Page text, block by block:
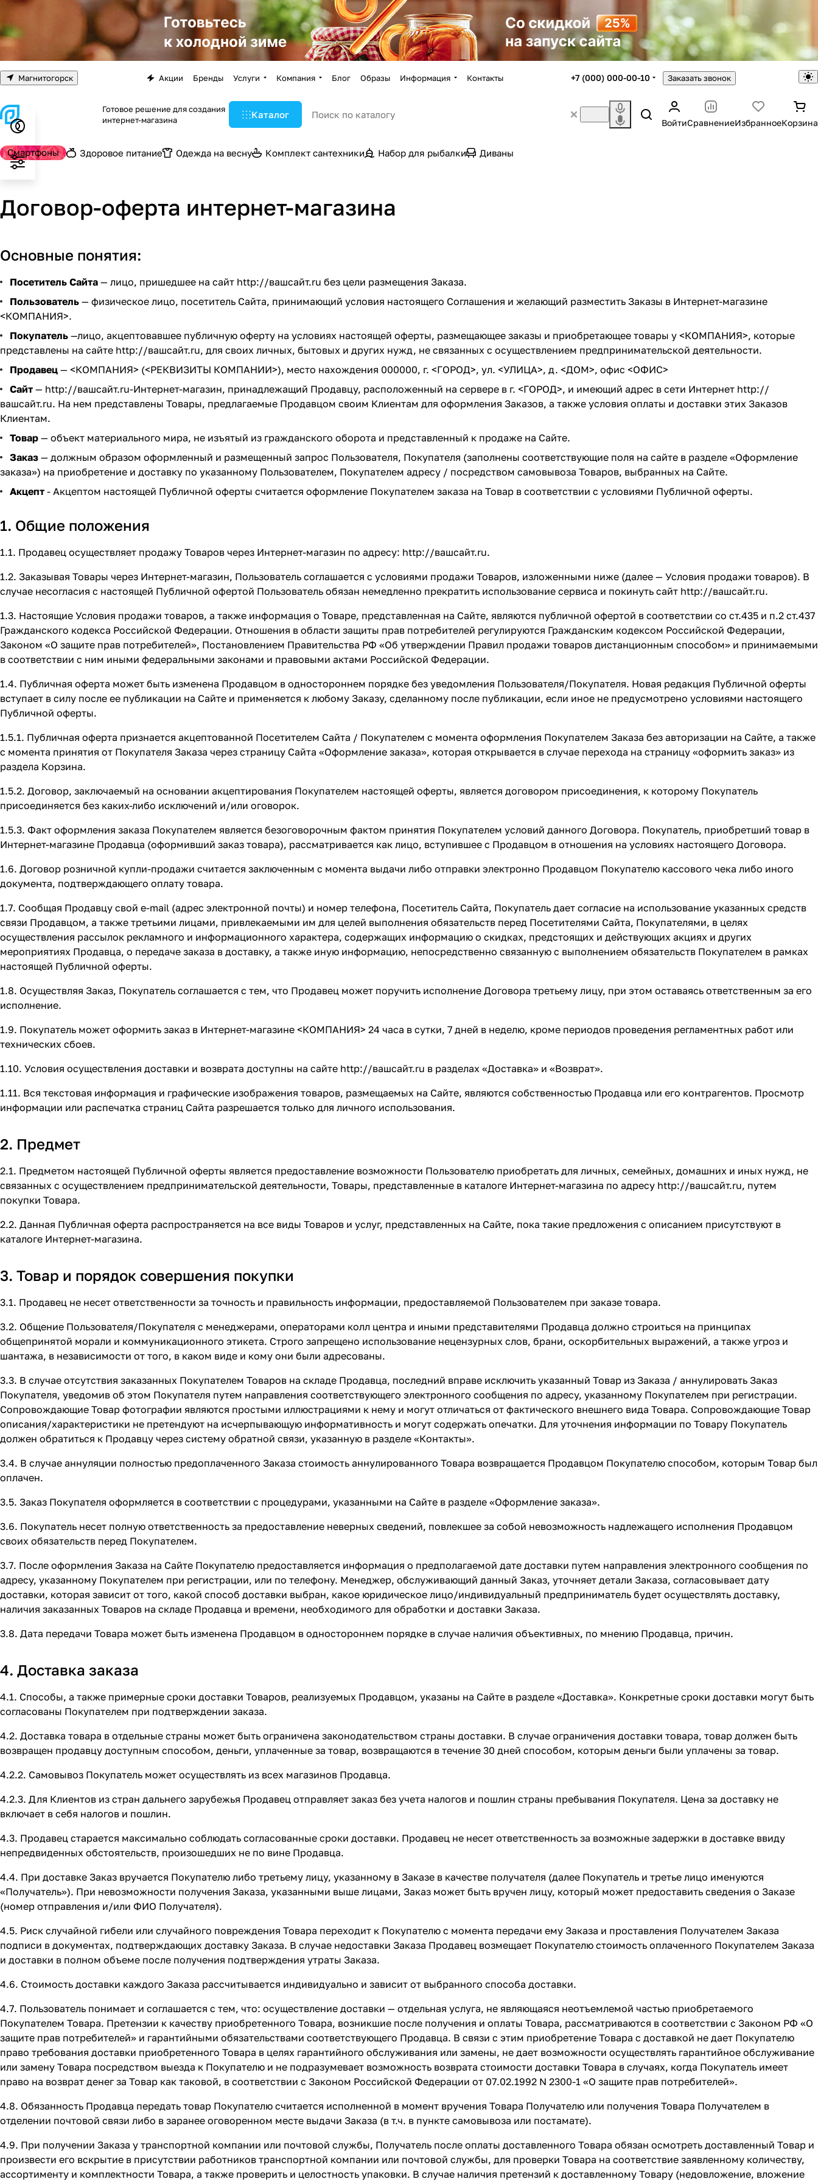
Магнитогорск Акции Бренды Услуги Компания Блог Образы Информация Контакты +7 (000) 000-00-10 Заказать звонок
Готовое решение для создания
интернет-магазина
Каталог
ВойтиСравнениеИзбранноеКорзина
Смартфоны Здоровое питание Одежда на весну Комплект сантехники Набор для рыбалки Диваны
Договор-оферта интернет-магазина
Основные понятия:
Посетитель Сайта — лицо, пришедшее на сайт http://вашсайт.ru без цели размещения Заказа.
Пользователь — физическое лицо, посетитель Сайта, принимающий условия настоящего Соглашения и желающий разместить Заказы в Интернет-магазине
<КОМПАНИЯ>.
Покупатель —лицо, акцептовавшее публичную оферту на условиях настоящей оферты, размещающее заказы и приобретающее товары у <КОМПАНИЯ>, которые
представлены на сайте http://вашсайт.ru, для своих личных, бытовых и других нужд, не связанных с осуществлением предпринимательской деятельности.
Продавец — <КОМПАНИЯ> (<РЕКВИЗИТЫ КОМПАНИИ>), место нахождения 000000, г. <ГОРОД>, ул. <УЛИЦА>, д. <ДОМ>, офис <ОФИС>
Сайт — http://вашсайт.ru-Интернет-магазин, принадлежащий Продавцу, расположенный на сервере в г. <ГОРОД>, и имеющий адрес в сети Интернет http://
вашсайт.ru. На нем представлены Товары, предлагаемые Продавцом своим Клиентам для оформления Заказов, а также условия оплаты и доставки этих Заказов
Клиентам.
Товар — объект материального мира, не изъятый из гражданского оборота и представленный к продаже на Сайте.
Заказ — должным образом оформленный и размещенный запрос Пользователя, Покупателя (заполнены соответствующие поля на сайте в разделе «Оформление
заказа») на приобретение и доставку по указанному Пользователем, Покупателем адресу / посредством самовывоза Товаров, выбранных на Сайте.
Акцепт - Акцептом настоящей Публичной оферты считается оформление Покупателем заказа на Товар в соответствии с условиями Публичной оферты.
1. Общие положения
1.1. Продавец осуществляет продажу Товаров через Интернет-магазин по адресу: http://вашсайт.ru.
1.2. Заказывая Товары через Интернет-магазин, Пользователь соглашается с условиями продажи Товаров, изложенными ниже (далее — Условия продажи товаров). В
случае несогласия с настоящей Публичной офертой Пользователь обязан немедленно прекратить использование сервиса и покинуть сайт http://вашсайт.ru.
1.3. Настоящие Условия продажи товаров, а также информация о Товаре, представленная на Сайте, являются публичной офертой в соответствии со ст.435 и п.2 ст.437
Гражданского кодекса Российской Федерации. Отношения в области защиты прав потребителей регулируются Гражданским кодексом Российской Федерации,
Законом «О защите прав потребителей», Постановлением Правительства РФ «Об утверждении Правил продажи товаров дистанционным способом» и принимаемыми
в соответствии с ним иными федеральными законами и правовыми актами Российской Федерации.
1.4. Публичная оферта может быть изменена Продавцом в одностороннем порядке без уведомления Пользователя/Покупателя. Новая редакция Публичной оферты
вступает в силу после ее публикации на Сайте и применяется к любому Заказу, сделанному после публикации, если иное не предусмотрено условиями настоящего
Публичной оферты.
1.5.1. Публичная оферта признается акцептованной Посетителем Сайта / Покупателем с момента оформления Покупателем Заказа без авторизации на Сайте, а также
с момента принятия от Покупателя Заказа через страницу Сайта «Оформление заказа», которая открывается в случае перехода на страницу «оформить заказ» из
раздела Корзина.
1.5.2. Договор, заключаемый на основании акцептирования Покупателем настоящей оферты, является договором присоединения, к которому Покупатель
присоединяется без каких-либо исключений и/или оговорок.
1.5.3. Факт оформления заказа Покупателем является безоговорочным фактом принятия Покупателем условий данного Договора. Покупатель, приобретший товар в
Интернет-магазине Продавца (оформивший заказ товара), рассматривается как лицо, вступившее с Продавцом в отношения на условиях настоящего Договора.
1.6. Договор розничной купли-продажи считается заключенным с момента выдачи либо отправки электронно Продавцом Покупателю кассового чека либо иного
документа, подтверждающего оплату товара.
1.7. Сообщая Продавцу свой e-mail (адрес электронной почты) и номер телефона, Посетитель Сайта, Покупатель дает согласие на использование указанных средств
связи Продавцом, а также третьими лицами, привлекаемыми им для целей выполнения обязательств перед Посетителями Сайта, Покупателями, в целях
осуществления рассылок рекламного и информационного характера, содержащих информацию о скидках, предстоящих и действующих акциях и других
мероприятиях Продавца, о передаче заказа в доставку, а также иную информацию, непосредственно связанную с выполнением обязательств Покупателем в рамках
настоящей Публичной оферты.
1.8. Осуществляя Заказ, Покупатель соглашается с тем, что Продавец может поручить исполнение Договора третьему лицу, при этом оставаясь ответственным за его
исполнение.
1.9. Покупатель может оформить заказ в Интернет-магазине <КОМПАНИЯ> 24 часа в сутки, 7 дней в неделю, кроме периодов проведения регламентных работ или
технических сбоев.
1.10. Условия осуществления доставки и возврата доступны на сайте http://вашсайт.ru в разделах «Доставка» и «Возврат».
1.11. Вся текстовая информация и графические изображения товаров, размещаемых на Сайте, являются собственностью Продавца или его контрагентов. Просмотр
информации или распечатка страниц Сайта разрешается только для личного использования.
2. Предмет
2.1. Предметом настоящей Публичной оферты является предоставление возможности Пользователю приобретать для личных, семейных, домашних и иных нужд, не
связанных с осуществлением предпринимательской деятельности, Товары, представленные в каталоге Интернет-магазина по адресу http://вашсайт.ru, путем
покупки Товара.
2.2. Данная Публичная оферта распространяется на все виды Товаров и услуг, представленных на Сайте, пока такие предложения с описанием присутствуют в
каталоге Интернет-магазина.
3. Товар и порядок совершения покупки
3.1. Продавец не несет ответственности за точность и правильность информации, предоставляемой Пользователем при заказе товара.
3.2. Общение Пользователя/Покупателя с менеджерами, операторами колл центра и иными представителями Продавца должно строиться на принципах
общепринятой морали и коммуникационного этикета. Строго запрещено использование нецензурных слов, брани, оскорбительных выражений, а также угроз и
шантажа, в независимости от того, в каком виде и кому они были адресованы.
3.3. В случае отсутствия заказанных Покупателем Товаров на складе Продавца, последний вправе исключить указанный Товар из Заказа / аннулировать Заказ
Покупателя, уведомив об этом Покупателя путем направления соответствующего электронного сообщения по адресу, указанному Покупателем при регистрации.
Сопровождающие Товар фотографии являются простыми иллюстрациями к нему и могут отличаться от фактического внешнего вида Товара. Сопровождающие Товар
описания/характеристики не претендуют на исчерпывающую информативность и могут содержать опечатки. Для уточнения информации по Товару Покупатель
должен обратиться к Продавцу через систему обратной связи, указанную в разделе «Контакты».
3.4. В случае аннуляции полностью предоплаченного Заказа стоимость аннулированного Товара возвращается Продавцом Покупателю способом, которым Товар был
оплачен.
3.5. Заказ Покупателя оформляется в соответствии с процедурами, указанными на Сайте в разделе «Оформление заказа».
3.6. Покупатель несет полную ответственность за предоставление неверных сведений, повлекшее за собой невозможность надлежащего исполнения Продавцом
своих обязательств перед Покупателем.
3.7. После оформления Заказа на Сайте Покупателю предоставляется информация о предполагаемой дате доставки путем направления электронного сообщения по
адресу, указанному Покупателем при регистрации, или по телефону. Менеджер, обслуживающий данный Заказ, уточняет детали Заказа, согласовывает дату
доставки, которая зависит от того, какой способ доставки выбран, какое юридическое лицо/индивидуальный предприниматель будет осуществлять доставку,
наличия заказанных Товаров на складе Продавца и времени, необходимого для обработки и доставки Заказа.
3.8. Дата передачи Товара может быть изменена Продавцом в одностороннем порядке в случае наличия объективных, по мнению Продавца, причин.
4. Доставка заказа
4.1. Способы, а также примерные сроки доставки Товаров, реализуемых Продавцом, указаны на Сайте в разделе «Доставка». Конкретные сроки доставки могут быть
согласованы Покупателем при подтверждении заказа.
4.2. Доставка товара в отдельные страны может быть ограничена законодательством страны доставки. В случае ограничения доставки товара, товар должен быть
возвращен продавцу доступным способом, деньги, уплаченные за товар, возвращаются в течение 30 дней способом, которым деньги были уплачены за товар.
4.2.2. Самовывоз Покупатель может осуществлять из всех магазинов Продавца.
4.2.3. Для Клиентов из стран дальнего зарубежья Продавец отправляет заказ без учета налогов и пошлин страны пребывания Покупателя. Цена за доставку не
включает в себя налогов и пошлин.
4.3. Продавец старается максимально соблюдать согласованные сроки доставки. Продавец не несет ответственность за возможные задержки в доставке ввиду
непредвиденных обстоятельств, произошедших не по вине Продавца.
4.4. При доставке Заказ вручается Покупателю либо третьему лицу, указанному в Заказе в качестве получателя (далее Покупатель и третье лицо именуются
«Получатель»). При невозможности получения Заказа, указанными выше лицами, Заказ может быть вручен лицу, который может предоставить сведения о Заказе
(номер отправления и/или ФИО Получателя).
4.5. Риск случайной гибели или случайного повреждения Товара переходит к Покупателю с момента передачи ему Заказа и проставления Получателем Заказа
подписи в документах, подтверждающих доставку Заказа. В случае недоставки Заказа Продавец возмещает Покупателю стоимость оплаченного Покупателем Заказа
и доставки в полном объеме после получения подтверждения утраты Заказа.
4.6. Стоимость доставки каждого Заказа рассчитывается индивидуально и зависит от выбранного способа доставки.
4.7. Пользователь понимает и соглашается с тем, что: осуществление доставки — отдельная услуга, не являющаяся неотъемлемой частью приобретаемого
Покупателем Товара. Претензии к качеству приобретенного Товара, возникшие после получения и оплаты Товара, рассматриваются в соответствии с Законом РФ «О
защите прав потребителей» и гарантийными обязательствами соответствующего Продавца. В связи с этим приобретение Товара с доставкой не дает Покупателю
право требования доставки приобретенного Товара в целях гарантийного обслуживания или замены, не дает возможности осуществлять гарантийное обслуживание
или замену Товара посредством выезда к Покупателю и не подразумевает возможность возврата стоимости доставки Товара в случаях, когда Покупатель имеет
право на возврат денег за Товар как таковой, в соответствии с Законом Российской Федерации от 07.02.1992 N 2300-1 «О защите прав потребителей».
4.8. Обязанность Продавца передать товар Покупателю считается исполненной в момент вручения Товара Получателю или получения Товара Получателем в
отделении почтовой связи либо в заранее оговоренном месте выдачи Заказа (в т.ч. в пункте самовывоза или постамате).
4.9. При получении Заказа у транспортной компании или почтовой службы, Получатель после оплаты доставленного Товара обязан осмотреть доставленный Товар и
произвести его вскрытие в присутствии работников транспортной компании или почтовой службы, для проверки Товара на соответствие заявленному количеству,
ассортименту и комплектности Товара, а также проверить и целостность упаковки. В случае наличия претензий к доставленному Товару (недовложение, вложение